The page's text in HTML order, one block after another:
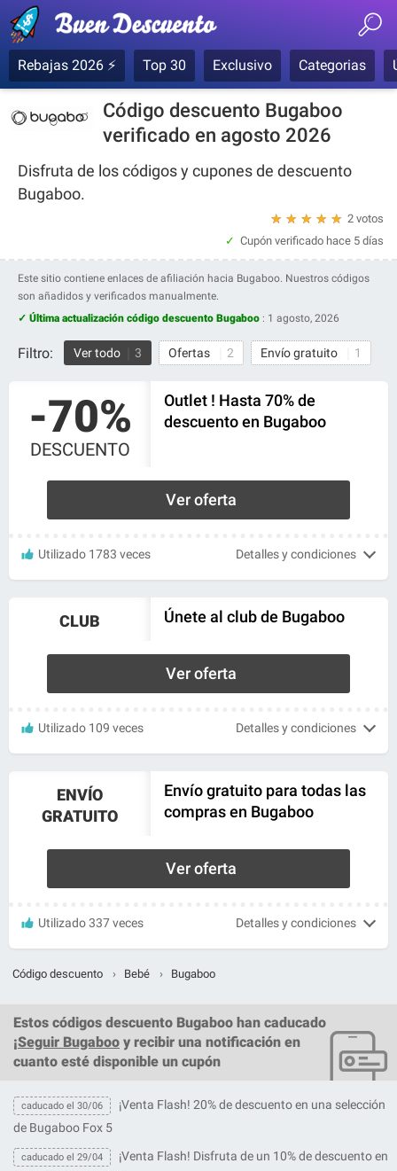
Rebajas 2026 ⚡ Top 30 Exclusivo Categorias
Código descuento Bugaboo
verificado en agosto 2026
Disfruta de los códigos y cupones de descuento
Bugaboo.
2 votos
★
★
★
★
★
Cupón verificado hace 5 días
Este sitio contiene enlaces de afiliación hacia Bugaboo. Nuestros códigos
son añadidos y verificados manualmente.
✓ Última actualización código descuento Bugaboo : 1 agosto, 2026
Filtro: Ver todo 3 Ofertas 2 Envío gratuito 1
-70%
DESCUENTO
Outlet ! Hasta 70% de
descuento en Bugaboo
Ver oferta
Utilizado 1783 veces Detalles y condiciones
CLUB Únete al club de Bugaboo
Ver oferta
Utilizado 109 veces Detalles y condiciones
ENVÍO
GRATUITO
Envío gratuito para todas las
compras en Bugaboo
Ver oferta
Utilizado 337 veces Detalles y condiciones
Código descuento › Bebé › Bugaboo
Estos códigos descuento Bugaboo han caducado
¡Seguir Bugaboo y recibir una notificación en
cuanto esté disponible un cupón
caducado el 30/06
¡Venta Flash! 20% de descuento en una selección
de Bugaboo Fox 5
caducado el 29/04
¡Venta Flash! Disfruta de un 10% de descuento en